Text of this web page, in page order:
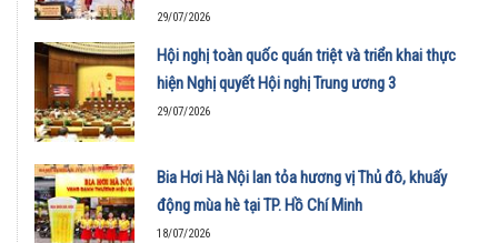
29/07/2026
Hội nghị toàn quốc quán triệt và triển khai thực
hiện Nghị quyết Hội nghị Trung ương 3
29/07/2026
Bia Hơi Hà Nội lan tỏa hương vị Thủ đô, khuấy
động mùa hè tại TP. Hồ Chí Minh
18/07/2026